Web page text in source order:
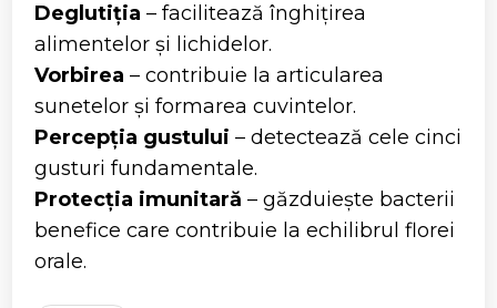
Deglutiția – facilitează înghițirea
alimentelor și lichidelor.
Vorbirea – contribuie la articularea
sunetelor și formarea cuvintelor.
Percepția gustului – detectează cele cinci
gusturi fundamentale.
Protecția imunitară – găzduiește bacterii
benefice care contribuie la echilibrul florei
orale.